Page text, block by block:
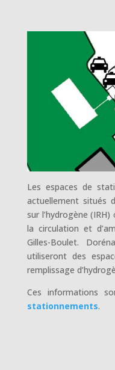
Les espaces de
actuellement situés
sur l’hydrogène
la circulation et
Gilles-Boulet.
utiliseront des
remplissage
Ces informations
stationnements.